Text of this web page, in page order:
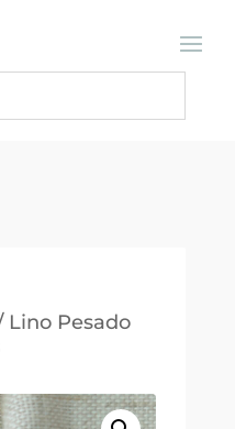
Lino Pesado